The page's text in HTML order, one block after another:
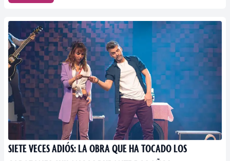
SIETE VECES ADIÓS: LA OBRA QUE HA TOCADO LOS